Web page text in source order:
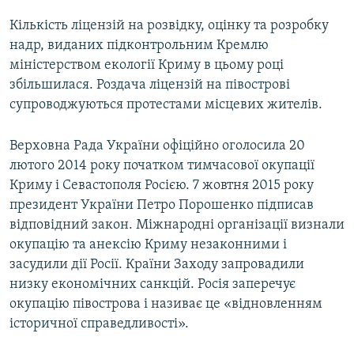
Кількість ліцензій на розвідку, оцінку та розробку
надр, виданих підконтрольним Кремлю
міністерством екології Криму в цьому році
збільшилася. Роздача ліцензій на півострові
супроводжуються протестами місцевих жителів.
Верховна Рада України офіційно оголосила 20
лютого 2014 року початком тимчасової окупації
Криму і Севастополя Росією. 7 жовтня 2015 року
президент України Петро Порошенко підписав
відповідний закон. Міжнародні організації визнали
окупацію та анексію Криму незаконними і
засудили дії Росії. Країни Заходу запровадили
низку економічних санкцій. Росія заперечує
окупацію півострова і називає це «відновленням
історичної справедливості».